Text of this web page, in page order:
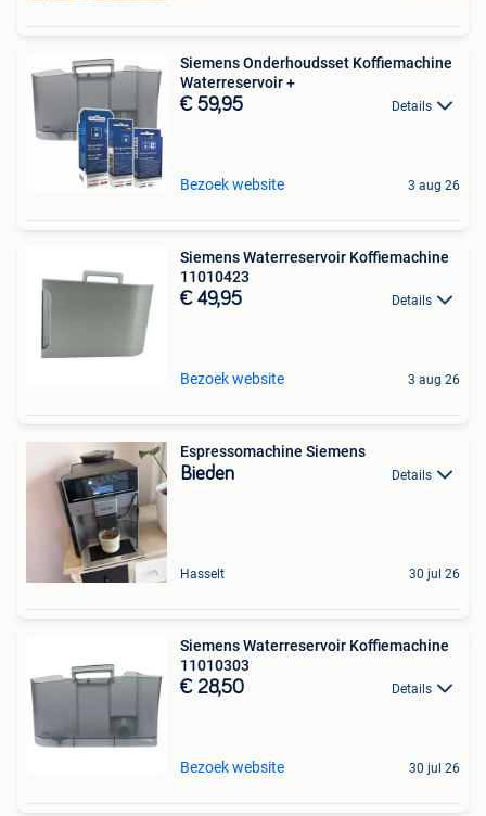
Siemens Onderhoudsset Koffiemachine
Waterreservoir +
€ 59,95 Details
Bezoek website 3 aug 26
Siemens Waterreservoir Koffiemachine
11010423
€ 49,95 Details
Bezoek website 3 aug 26
Espressomachine Siemens
Bieden Details
Hasselt 30 jul 26
Siemens Waterreservoir Koffiemachine
11010303
€ 28,50 Details
Bezoek website 30 jul 26